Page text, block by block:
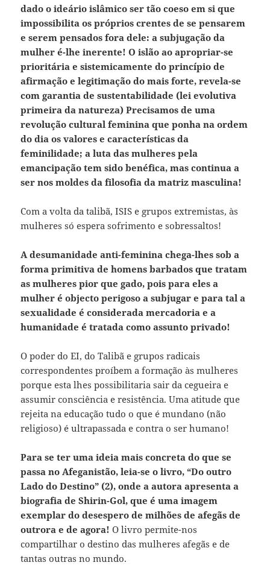
dado o ideário islâmico ser tão coeso em si que
impossibilita os próprios crentes de se pensarem
e serem pensados fora dele: a subjugação da
mulher é-lhe inerente!O islão ao apropriar-se
prioritária e sistemicamente do princípio de
afirmação e legitimação do mais forte, revela-se
com garantia de sustentabilidade (lei evolutiva
primeira da natureza) Precisamos de uma
revolução cultural feminina que ponha na ordem
do dia os valores e características da
feminilidade; a luta das mulheres pela
emancipação tem sido benéfica, mas continua a
ser nos moldes da filosofia da matriz masculina!
Com a volta da talibã, ISIS e grupos extremistas, às
mulheres só espera sofrimento e sobressaltos!
A desumanidade anti-feminina chega-lhes sob a
forma primitiva de homens barbados que tratam
as mulheres pior que gado, pois para eles a
mulher é objecto perigoso a subjugar e para tal a
sexualidade é considerada mercadoria e a
humanidade é tratada como assunto privado!
O poder do EI, do Talibã e grupos radicais
correspondentes proíbem a formação às mulheres
porque esta lhes possibilitaria sair da cegueira e
assumir consciência e resistência. Uma atitude que
rejeita na educação tudo o que é mundano (não
religioso) é ultrapassada e contra o ser humano!
Para se ter uma ideia mais concreta do que se
passa no Afeganistão, leia-se o livro, “Do outro
Lado do Destino” (2), onde a autora apresenta a
biografia de Shirin-Gol, que é uma imagem
exemplar do desespero de milhões de afegãs de
outrora e de agora!O livro permite-nos
compartilhar o destino das mulheres afegãs e de
tantas outras no mundo.